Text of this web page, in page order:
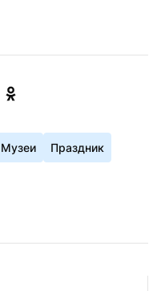
Музеи Праздник